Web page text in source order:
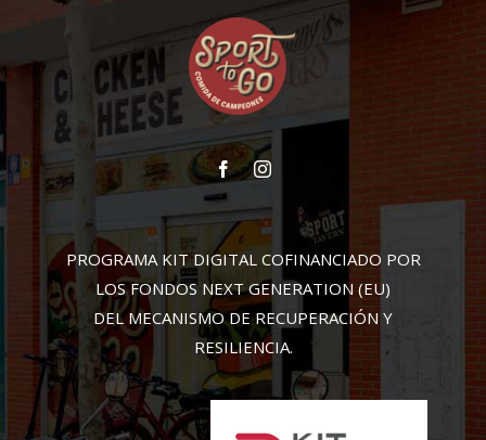
PROGRAMA KIT DIGITAL COFINANCIADO POR
LOS FONDOS NEXT GENERATION (EU)
DEL MECANISMO DE RECUPERACIÓN Y
RESILIENCIA.